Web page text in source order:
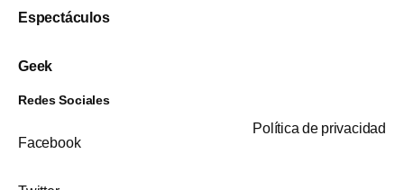
Espectáculos
Geek
Redes Sociales
Facebook
Política de privacidad